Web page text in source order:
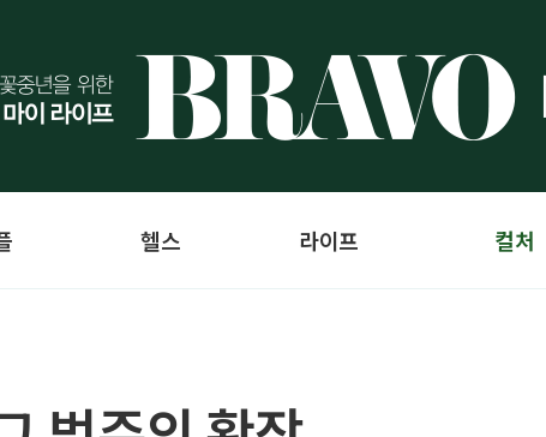
헬스 라이프 컬처